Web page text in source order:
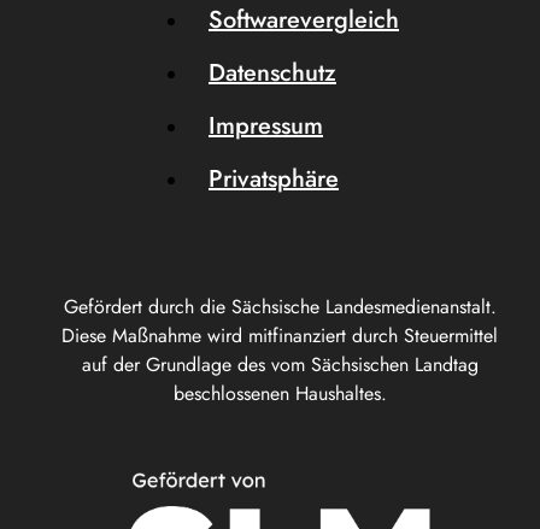
Gefördert durch die Sächsische Landesmedienanstalt.
Diese Maßnahme wird mitfinanziert durch Steuermittel
auf der Grundlage des vom Sächsischen Landtag
beschlossenen Haushaltes.
Softwarevergleich
Datenschutz
Impressum
Privatsphäre